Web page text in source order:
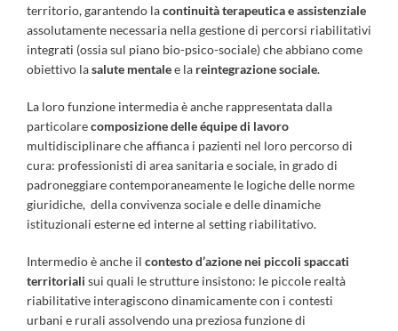
territorio, garantendo lacontinuità terapeutica e assistenziale
assolutamente necessaria nella gestione di percorsi riabilitativi
integrati (ossia sul piano bio-psico-sociale) che abbiano come
obiettivo lasalute mentalee la reintegrazione sociale.
La loro funzione intermedia è anche rappresentata dalla
particolarecomposizione delle équipe di lavoro
multidisciplinare che affianca i pazienti nel loro percorso di
cura: professionisti di area sanitaria e sociale, in grado di
padroneggiare contemporaneamente le logiche delle norme
giuridiche, della convivenza sociale e delle dinamiche
istituzionali esterne ed interne al setting riabilitativo.
Intermedio è anche il contesto d’azione nei piccoli spaccati
territoriali sui quali le strutture insistono: le piccole realtà
riabilitative interagiscono dinamicamente con i contesti
urbani e rurali assolvendo una preziosa funzione di